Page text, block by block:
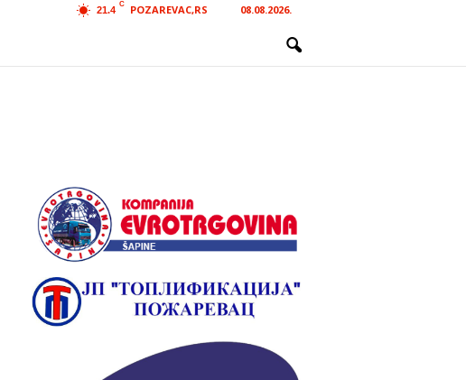
21.4
C POZAREVAC,RS 08.08.2026.